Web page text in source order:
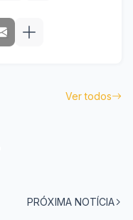
Ver todos
PRÓXIMA NOTÍCIA